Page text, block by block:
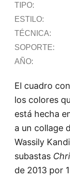
TIPO:
ESTILO:
TÉCNICA:
SOPORTE:
AÑO:
El cuadro
los colores
está hecha
a un collage
Wassily
subastas
de 2013 por